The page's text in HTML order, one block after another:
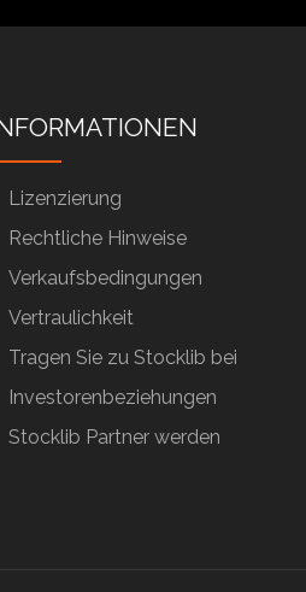
Lizenzierung
Rechtliche Hinweise
Verkaufsbedingungen
Vertraulichkeit
Tragen Sie zu Stocklib bei
Investorenbeziehungen
Stocklib Partner werden